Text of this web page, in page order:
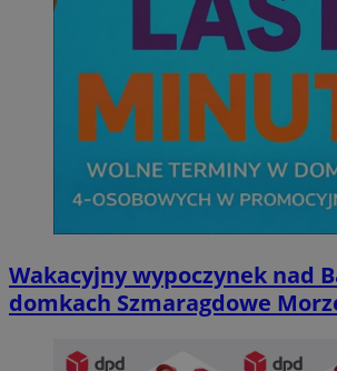
Wakacyjny wypoczynek nad
domkach Szmaragdowe